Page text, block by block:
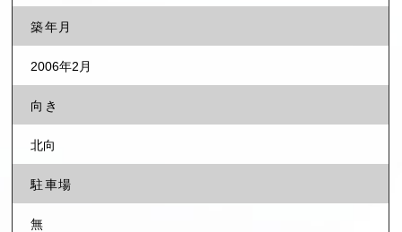
築年月
2006年2月
向き
北向
駐車場
無